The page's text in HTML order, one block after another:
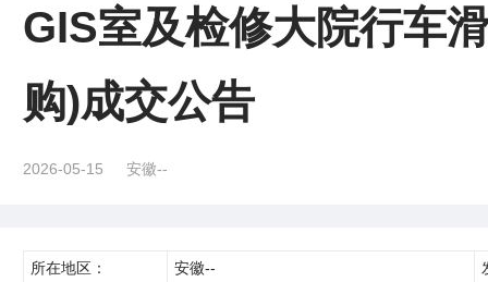
询价采购
谈判采购
GIS室及检修大院行车
购)成交公告
2026-05-15 安徽--
所在地区： 安徽--